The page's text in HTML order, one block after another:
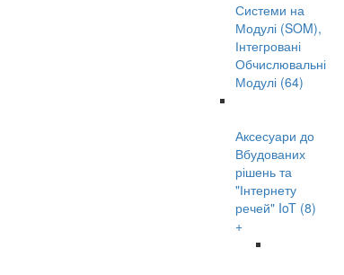
Системи на
Модулі (SOM),
Інтегровані
Обчислювальні
Модулі (64)
Аксесуари до
Вбудованих
рішень та
"Інтернету
речей" IoT (8)
+